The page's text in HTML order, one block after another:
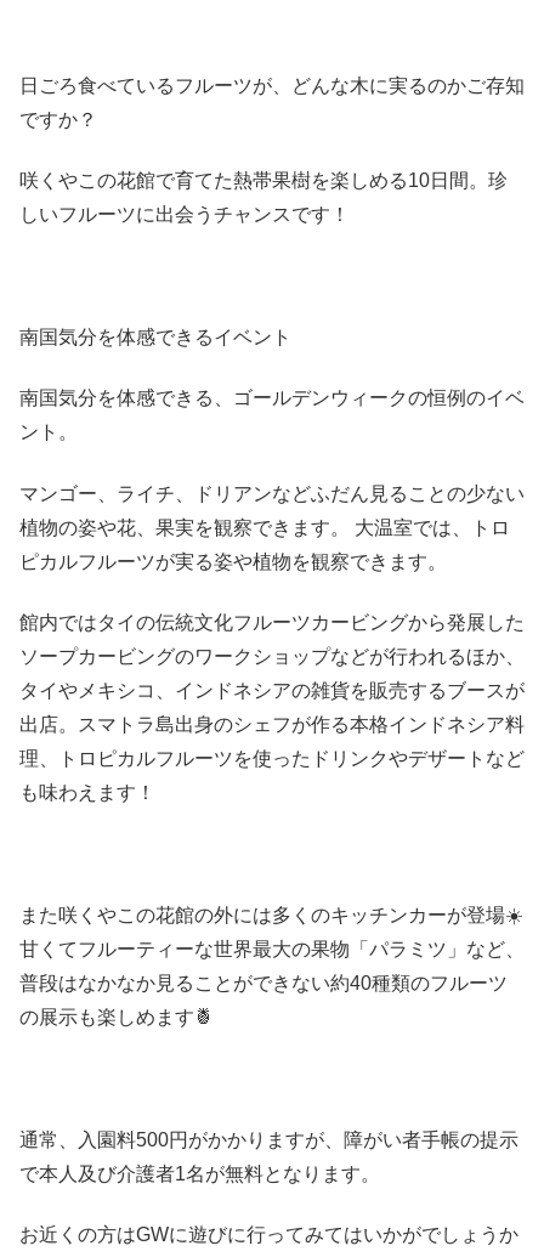
日ごろ食べているフルーツが、どんな木に実るのかご存知
ですか？
咲くやこの花館で育てた熱帯果樹を楽しめる10日間。珍
しいフルーツに出会うチャンスです！
南国気分を体感できるイベント
南国気分を体感できる、ゴールデンウィークの恒例のイベ
ント。
マンゴー、ライチ、ドリアンなどふだん見ることの少ない
植物の姿や花、果実を観察できます。 大温室では、トロ
ピカルフルーツが実る姿や植物を観察できます。
館内ではタイの伝統文化フルーツカービングから発展した
ソープカービングのワークショップなどが行われるほか、
タイやメキシコ、インドネシアの雑貨を販売するブースが
出店。スマトラ島出身のシェフが作る本格インドネシア料
理、トロピカルフルーツを使ったドリンクやデザートなど
も味わえます！
また咲くやこの花館の外には多くのキッチンカーが登場☀️
甘くてフルーティーな世界最大の果物「パラミツ」など、
普段はなかなか見ることができない約40種類のフルーツ
の展示も楽しめます🍍
通常、入園料500円がかかりますが、障がい者手帳の提示
で本人及び介護者1名が無料となります。
お近くの方はGWに遊びに行ってみてはいかがでしょうか